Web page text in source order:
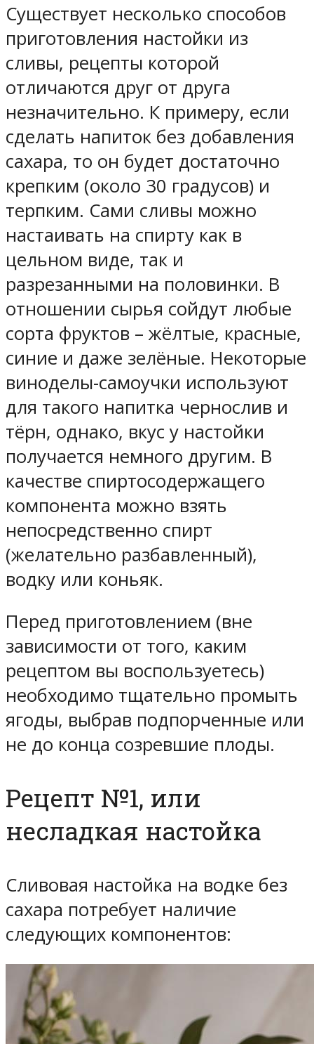
Существует несколько способов
приготовления настойки из
сливы, рецепты которой
отличаются друг от друга
незначительно. К примеру, если
сделать напиток без добавления
сахара, то он будет достаточно
крепким (около 30 градусов) и
терпким. Сами сливы можно
настаивать на спирту как в
цельном виде, так и
разрезанными на половинки. В
отношении сырья сойдут любые
сорта фруктов – жёлтые, красные,
синие и даже зелёные. Некоторые
виноделы-самоучки используют
для такого напитка чернослив и
тёрн, однако, вкус у настойки
получается немного другим. В
качестве спиртосодержащего
компонента можно взять
непосредственно спирт
(желательно разбавленный),
водку или коньяк.
Перед приготовлением (вне
зависимости от того, каким
рецептом вы воспользуетесь)
необходимо тщательно промыть
ягоды, выбрав подпорченные или
не до конца созревшие плоды.
Рецепт №1, или
несладкая настойка
Сливовая настойка на водке без
сахара потребует наличие
следующих компонентов: